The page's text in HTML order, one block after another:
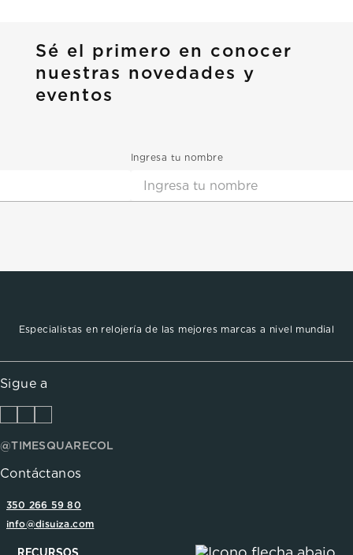
Sé el primero en conocer
nuestras novedades y
eventos
Ingresa tu nombre
Especialistas en relojería de las mejores marcas a nivel mundial
Sigue a
@TIMESQUARECOL
Contáctanos
350 266 59 80
info@disuiza.com